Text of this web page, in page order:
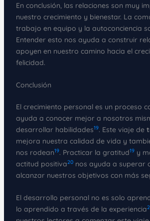
En conclusión, las relaciones son muy
nuestro crecimiento y bienestar. La
trabajo en equipo y la autoconciencia
Entender esto nos ayuda a construir
apoyen en nuestro camino hacia el
felicidad.
Conclusión
El crecimiento personal es un proceso
ayuda a conocer mejor a nosotros
desarrollar habilidades19. Este viaje de
mejora nuestra calidad de vida y
nos rodean19. Practicar la gratitud19y
actitud positiva20nos ayuda a superar
alcanzar nuestros objetivos con más
El desarrollo personal no es solo
lo aprendido a través de la experiencia